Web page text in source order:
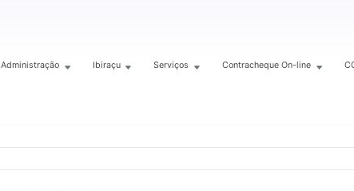
Administração Ibiraçu Serviços Contracheque On-line